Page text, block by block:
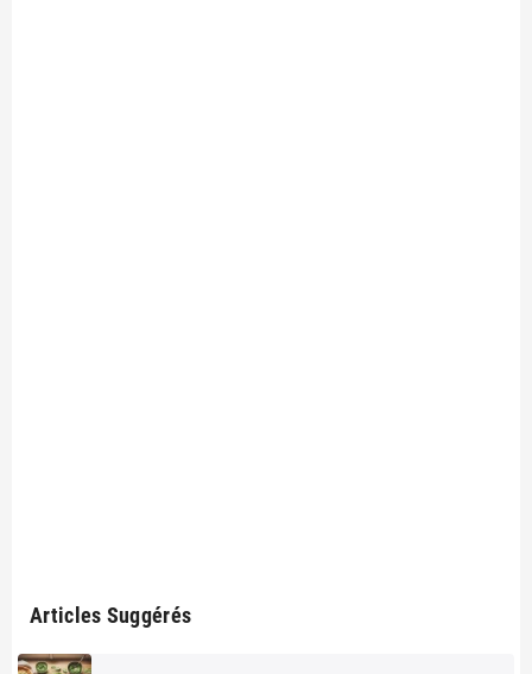
Articles Suggérés